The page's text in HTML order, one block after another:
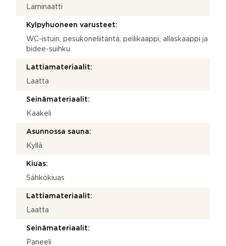
Laminaatti
Kylpyhuoneen varusteet:
WC-istuin, pesukoneliitäntä, peilikaappi, allaskaappi ja
bidee-suihku
Lattiamateriaalit:
Laatta
Seinämateriaalit:
Kaakeli
Asunnossa sauna:
Kyllä
Kiuas:
Sähkökiuas
Lattiamateriaalit:
Laatta
Seinämateriaalit:
Paneeli